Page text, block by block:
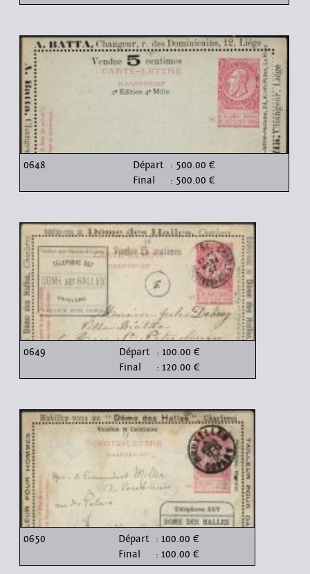
0648 Départ : 500.00 €
Final
: 500.00 €
0649 Départ : 100.00 €
Final
: 120.00 €
0650 Départ : 100.00 €
Final
: 100.00 €